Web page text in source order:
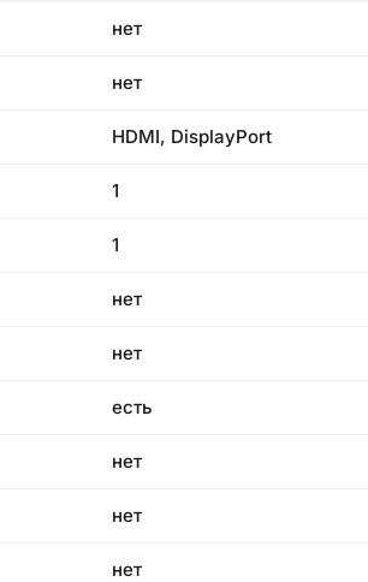
нет
нет
HDMI, DisplayPort
1
1
нет
нет
есть
нет
нет
нет